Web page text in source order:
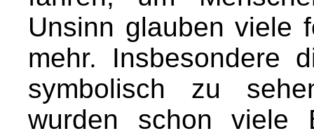
Unsinn glauben viele
mehr. Insbesondere
symbolisch zu
wurden schon viele